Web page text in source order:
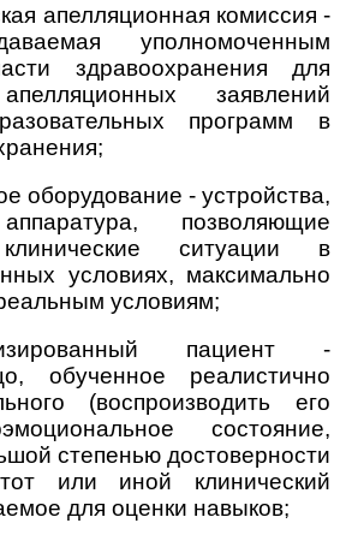
апелляционная комиссия -
уполномоченным
здравоохранения для
заявлений
программ в
оборудование - устройства,
позволяющие
ситуации в
условиях, максимально
условиям;
пациент -
обученное реалистично
(воспроизводить его
состояние,
степенью достоверности
или иной клинический
для оценки навыков;